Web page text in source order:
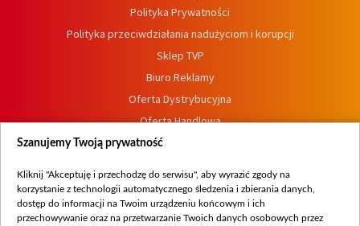
Polityka Prywatności
Polityka przeciwdziałania nadużyciom i korupcji
Sklep TVP
Biuro Reklamy
Oferta Dystrybucyjna
Oferta Handlowa
Dostępność
Procedura zgłoszeń wewnętrznych
Szanujemy Twoją prywatność
Kliknij "Akceptuję i przechodzę do serwisu", aby wyrazić zgody na
korzystanie z technologii automatycznego śledzenia i zbierania danych,
dostęp do informacji na Twoim urządzeniu końcowym i ich
przechowywanie oraz na przetwarzanie Twoich danych osobowych przez